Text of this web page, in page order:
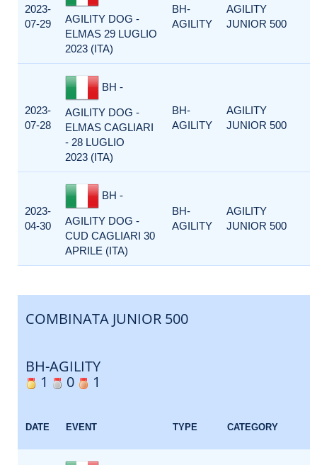
2023-
07-29
AGILITY DOG -
ELMAS 29 LUGLIO
2023 (ITA)
BH-
AGILITY
AGILITY
JUNIOR 500
2023-
07-28
BH -
AGILITY DOG -
ELMAS CAGLIARI
- 28 LUGLIO
2023 (ITA)
BH-
AGILITY
AGILITY
JUNIOR 500
2023-
04-30
BH -
AGILITY DOG -
CUD CAGLIARI 30
APRILE (ITA)
BH-
AGILITY
AGILITY
JUNIOR 500
COMBINATA JUNIOR 500
BH-AGILITY
1
0 1
DATE EVENT TYPE CATEGORY